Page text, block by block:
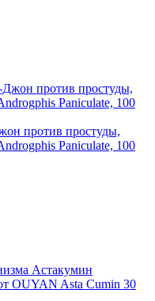
против простуды,
Paniculate, 100